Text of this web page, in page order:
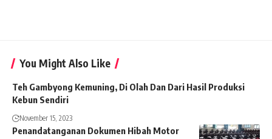
You Might Also Like
Teh Gambyong Kemuning, Di Olah Dan Dari Hasil Produksi
Kebun Sendiri
November 15, 2023
Penandatanganan Dokumen Hibah Motor